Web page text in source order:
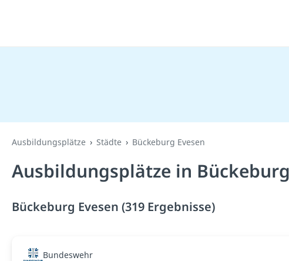
Ausbildungsplätze Städte Bückeburg Evesen
Ausbildungsplätze in Bückeburg
Bückeburg Evesen (319 Ergebnisse)
Bundeswehr